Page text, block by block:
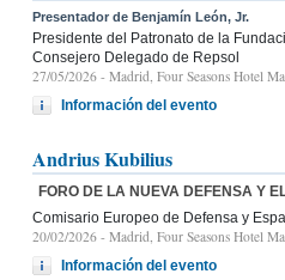
Presentador de Benjamín León, Jr.
Presidente del Patronato de la
Consejero Delegado de Repsol
27/05/2026 - Madrid, Four Seasons Hotel
Información del evento
Andrius Kubilius
FORO DE LA NUEVA DEFENSA Y
Comisario Europeo de Defensa y
20/02/2026 - Madrid, Four Seasons Hotel
Información del evento